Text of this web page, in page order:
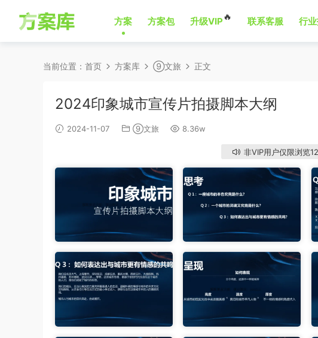
方案 方案包 升级VIP🔥 联系客服 行
当前位置： 首页 方案库 ⑨文旅 正文
2024印象城市宣传片拍摄脚本大纲
2024-11-07 ⑨文旅 8.36w
非VIP用户仅限浏览